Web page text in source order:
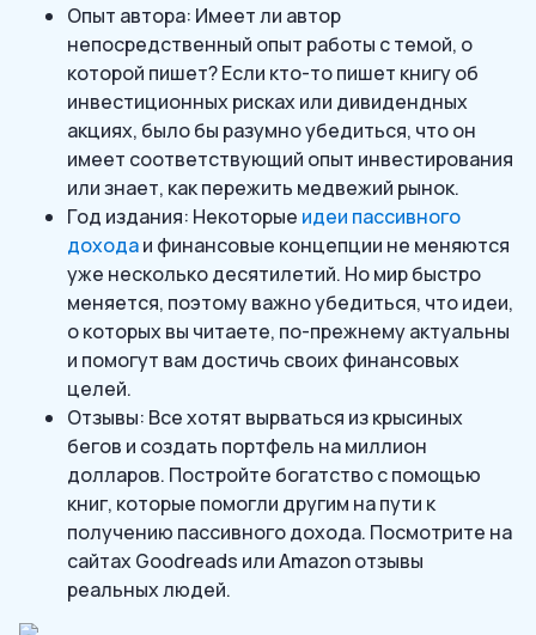
Опыт автора: Имеет ли автор
непосредственный опыт работы с темой, о
которой пишет? Если кто-то пишет книгу об
инвестиционных рисках или дивидендных
акциях, было бы разумно убедиться, что он
имеет соответствующий опыт инвестирования
или знает, как пережить медвежий рынок.
Год издания: Некоторые идеи пассивного
доходаи финансовые концепции не меняются
уже несколько десятилетий. Но мир быстро
меняется, поэтому важно убедиться, что идеи,
о которых вы читаете, по-прежнему актуальны
и помогут вам достичь своих финансовых
целей.
Отзывы: Все хотят вырваться из крысиных
бегов и создать портфель на миллион
долларов. Постройте богатство с помощью
книг, которые помогли другим на пути к
получению пассивного дохода. Посмотрите на
сайтах Goodreads или Amazon отзывы
реальных людей.